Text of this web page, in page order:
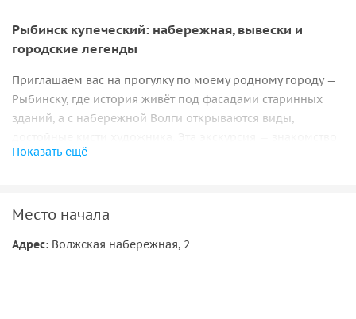
Рыбинск купеческий: набережная, вывески и
городские легенды
Приглашаем вас на прогулку по моему родному городу —
Рыбинску, где история живёт под фасадами старинных
зданий, а с набережной Волги открываются виды,
с городом купцов, соборов и сильных характеров, чья
дореволюционные вывески, увидим величественные
ярких личностях, оставивших здесь свой след.
Показать ещё
Место начала
Адрес: Волжская набережная, 2